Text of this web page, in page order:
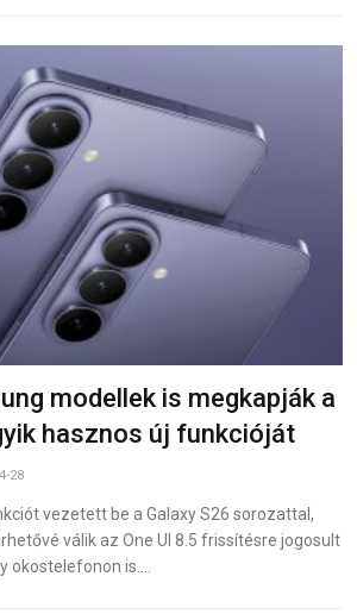
modellek is megkapják a
hasznos új funkcióját
28
vezetett be a Galaxy S26 sorozattal,
válik az One UI 8.5 frissítésre jogosult
okostelefonon is.…